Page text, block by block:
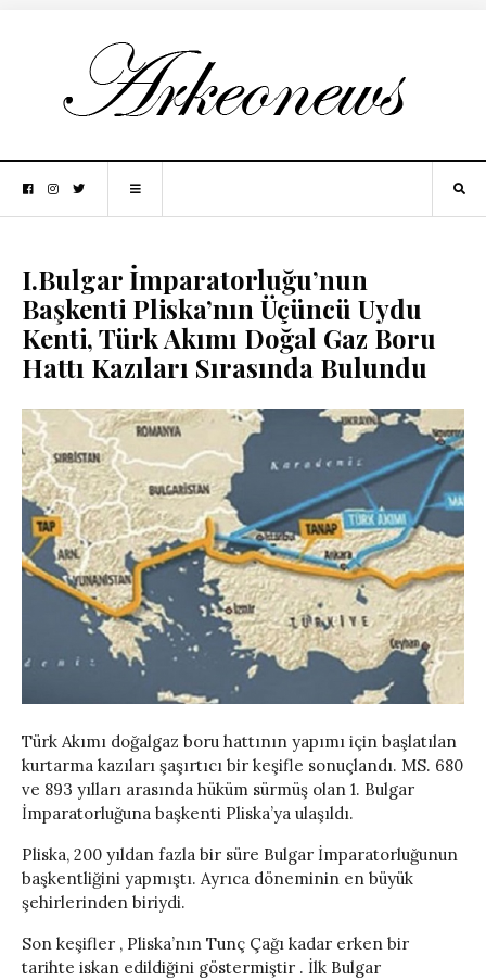
I.Bulgar İmparatorluğu’nun
Başkenti Pliska’nın Üçüncü Uydu
Kenti, Türk Akımı Doğal Gaz Boru
Hattı Kazıları Sırasında Bulundu
Türk Akımı doğalgaz boru hattının yapımı için başlatılan
kurtarma kazıları şaşırtıcı bir keşifle sonuçlandı. MS. 680
ve 893 yılları arasında hüküm sürmüş olan 1. Bulgar
İmparatorluğuna başkenti Pliska’ya ulaşıldı.
Pliska, 200 yıldan fazla bir süre Bulgar İmparatorluğunun
başkentliğini yapmıştı. Ayrıca döneminin en büyük
şehirlerinden biriydi.
Son keşifler , Pliska’nın Tunç Çağı kadar erken bir
tarihte iskan edildiğini göstermiştir . İlk Bulgar